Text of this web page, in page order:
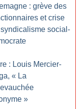
: grève des
et crise
social-
: Louis Mercier-
« La
»